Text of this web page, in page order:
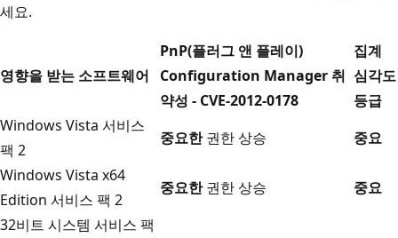
세요.
영향을 받는 소프트웨어
PnP(플러그 앤 플레이)
Configuration Manager 취
약성 - CVE-2012-0178
집계
심각도
등급
Windows Vista 서비스
팩 2
중요한권한 상승
중요
Windows Vista x64
Edition 서비스 팩 2
중요한권한 상승
중요
32비트 시스템 서비스 팩